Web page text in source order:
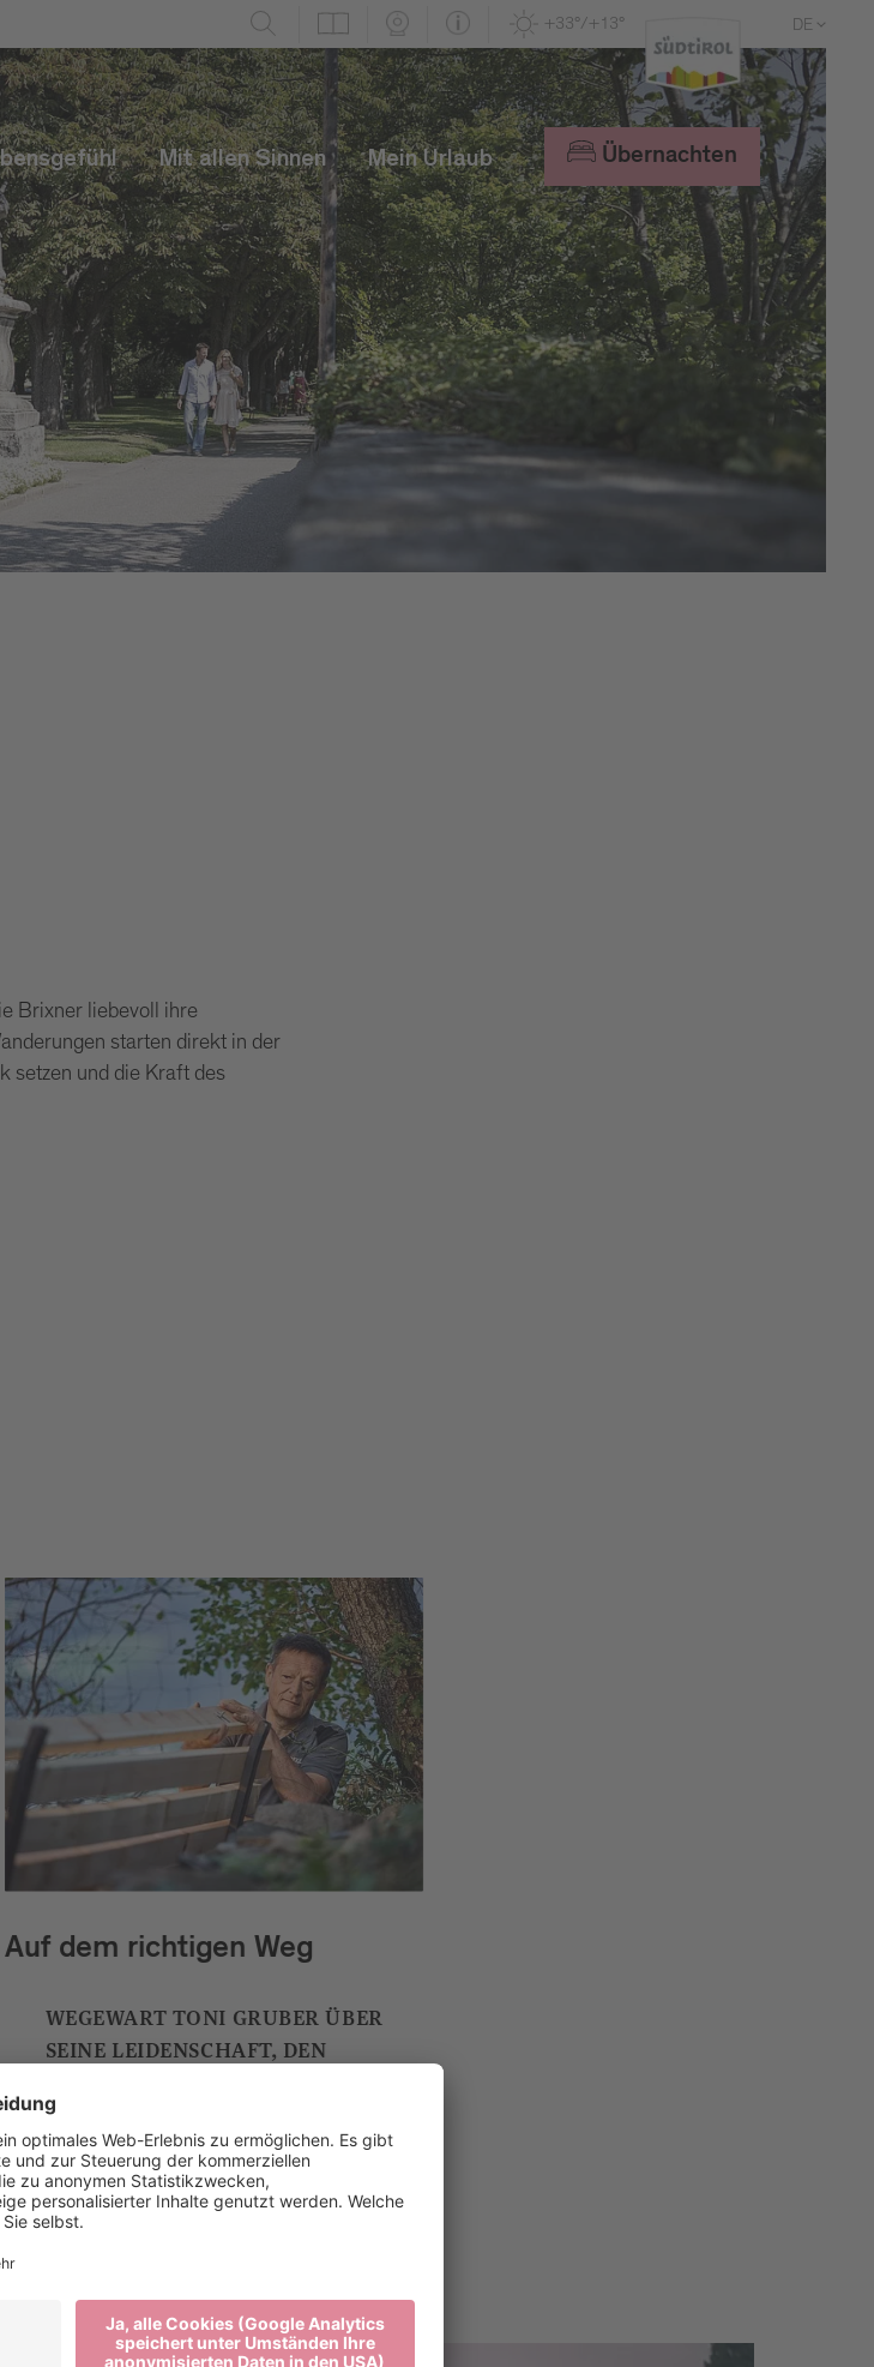
+33°/+13° DE
EN
IT
Mit allen Sinnen Mein Urlaub Übernachten
Brixner liebevoll ihre
starten direkt in der
setzen und die Kraft des
Auf dem richtigen Weg
WEGEWART TONI GRUBER ÜBER
SEINE LEIDENSCHAFT, DEN
DER NATUR UND SEINE TIPPS
FÜRS RICHTIGE WANDERN